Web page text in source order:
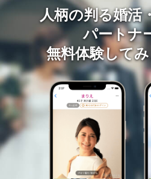
人柄の判る婚活
パートナ
無料体験して